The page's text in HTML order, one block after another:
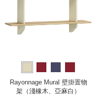
Rayonnage Mural 壁掛置物
架（淺橡木、亞麻白）